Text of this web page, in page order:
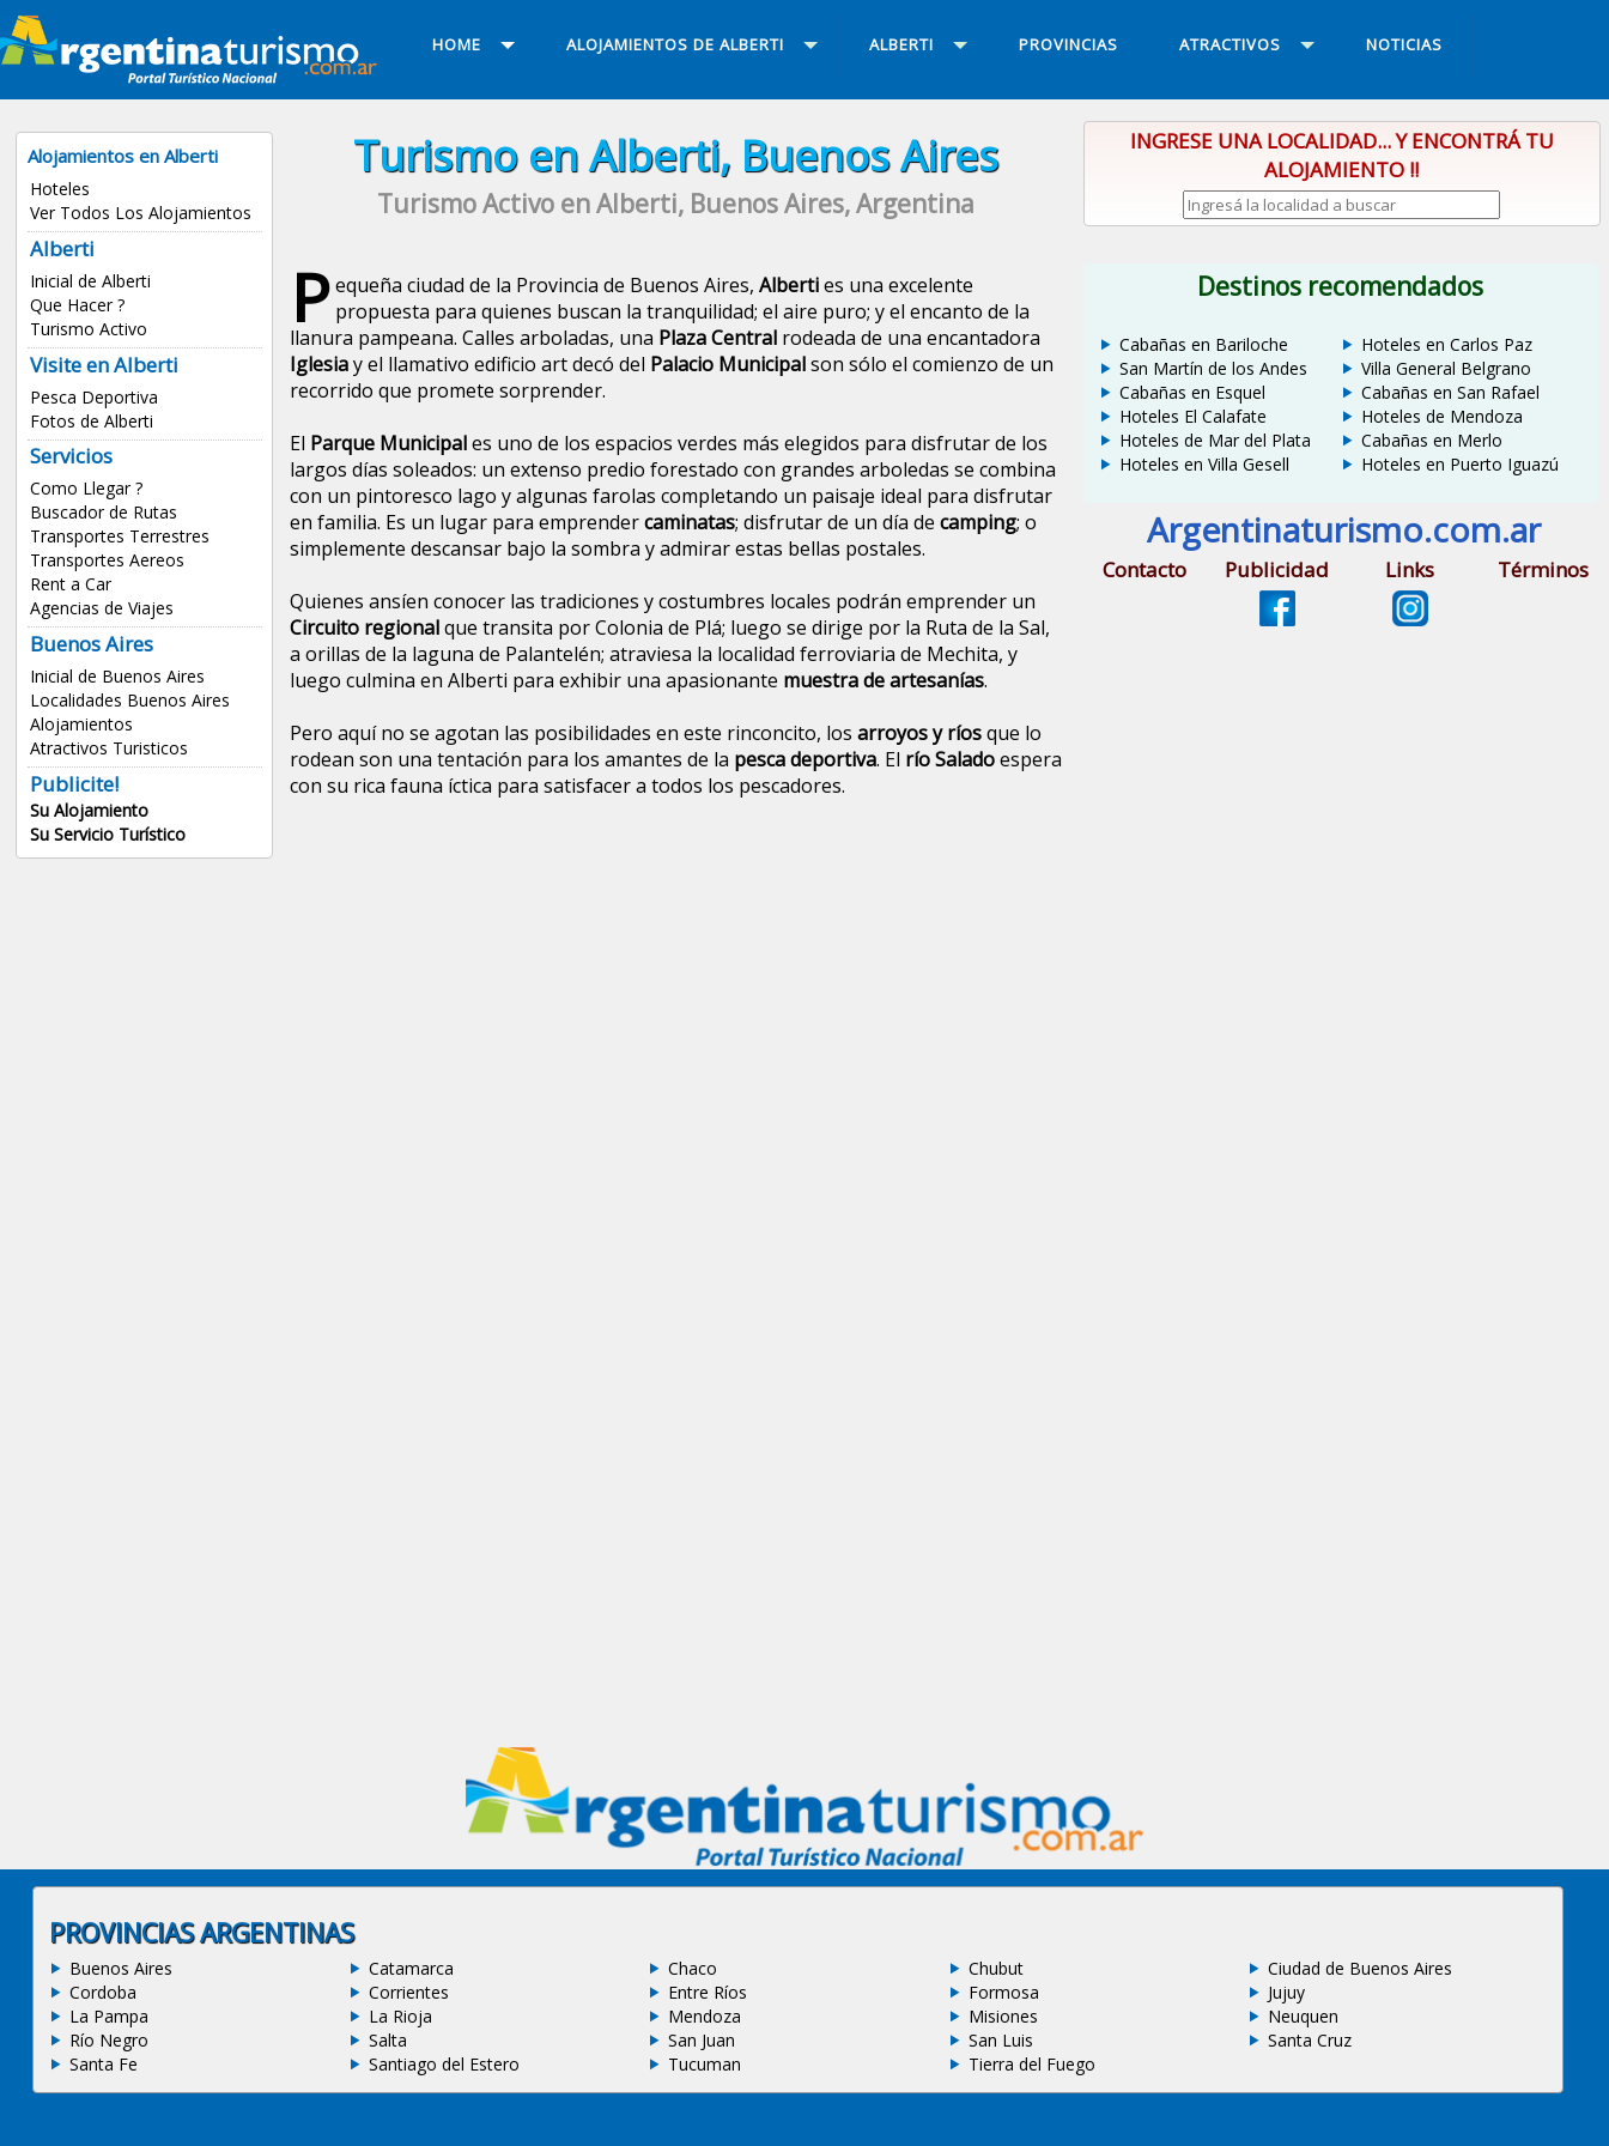
HOME ALOJAMIENTOS DE ALBERTI ALBERTI PROVINCIAS ATRACTIVOS NOTICIAS
Alojamientos en Alberti
Hoteles
Ver Todos Los Alojamientos
Alberti
Inicial de Alberti
Que Hacer ?
Turismo Activo
Visite en Alberti
Pesca Deportiva
Fotos de Alberti
Servicios
Como Llegar ?
Buscador de Rutas
Transportes Terrestres
Transportes Aereos
Rent a Car
Agencias de Viajes
Buenos Aires
Inicial de Buenos Aires
Localidades Buenos Aires
Alojamientos
Atractivos Turisticos
Publicite!
Su Alojamiento
Su Servicio Turístico
Turismo en Alberti, Buenos Aires
Turismo Activo en Alberti, Buenos Aires, Argentina
Pequeña ciudad de la Provincia de Buenos Aires, Alberties una excelente
propuesta para quienes buscan la tranquilidad; el aire puro; y el encanto de la
llanura pampeana. Calles arboladas, una Plaza Centralrodeada de una encantadora
Iglesiay el llamativo edificio art decó del Palacio Municipalson sólo el comienzo de un
recorrido que promete sorprender.
El Parque Municipales uno de los espacios verdes más elegidos para disfrutar de los
largos días soleados: un extenso predio forestado con grandes arboledas se combina
con un pintoresco lago y algunas farolas completando un paisaje ideal para disfrutar
en familia. Es un lugar para emprendercaminatas; disfrutar de un día de camping; o
simplemente descansar bajo la sombra y admirar estas bellas postales.
Quienes ansíen conocer las tradiciones y costumbres locales podrán emprender un
Circuito regionalque transita por Colonia de Plá; luego se dirige por la Ruta de la Sal,
a orillas de la laguna de Palantelén; atraviesa la localidad ferroviaria de Mechita, y
luego culmina en Alberti para exhibir una apasionante muestra de artesanías.
Pero aquí no se agotan las posibilidades en este rinconcito, los arroyos y ríosque lo
rodean son una tentación para los amantes de la pesca deportiva. El río Saladoespera
con su rica fauna íctica para satisfacer a todos los pescadores.
INGRESE UNA LOCALIDAD... Y ENCONTRÁ TU
ALOJAMIENTO !!
Destinos recomendados
Cabañas en Bariloche
San Martín de los Andes
Cabañas en Esquel
Hoteles El Calafate
Hoteles de Mar del Plata
Hoteles en Villa Gesell
Hoteles en Carlos Paz
Villa General Belgrano
Cabañas en San Rafael
Hoteles de Mendoza
Cabañas en Merlo
Hoteles en Puerto Iguazú
Argentinaturismo.com.ar
Contacto Publicidad Links Términos
PROVINCIAS ARGENTINAS
Buenos Aires Catamarca Chaco Chubut
Ciudad de Buenos Aires
Cordoba
Corrientes Entre Ríos Formosa
Jujuy
La Pampa
La Rioja Mendoza Misiones
Neuquen
Río Negro
Salta San Juan San Luis
Santa Cruz
Santa Fe
Santiago del Estero Tucuman Tierra del Fuego